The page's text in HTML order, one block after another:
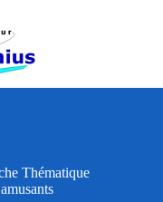
Thématique